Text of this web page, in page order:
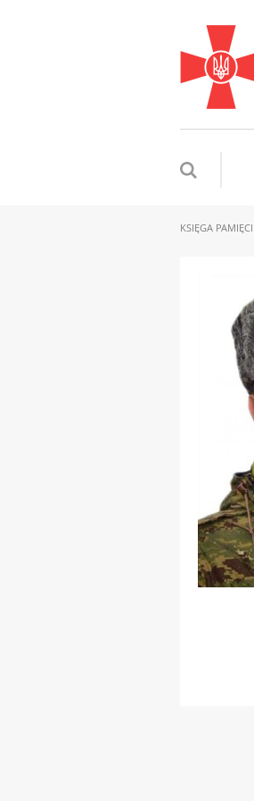
KSIĘGA PAMIĘCI